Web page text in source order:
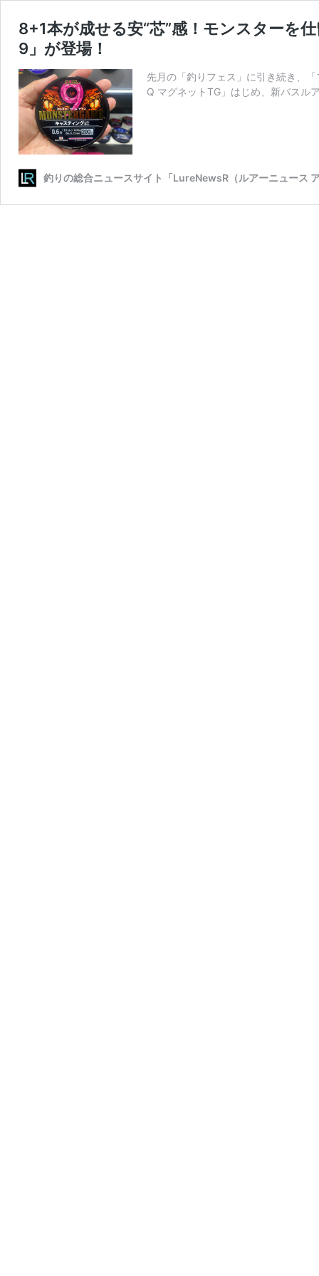
8+1本が成せる安“芯”感！モンスターを
9」が登場！
先月の「釣りフェス」に引き続き、
Q マグネットTG」はじめ、新バスル
釣りの総合ニュースサイト「LureNewsR（ルアーニュース